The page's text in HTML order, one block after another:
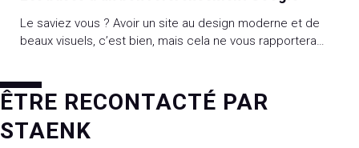
Le saviez vous ? Avoir un site au design moderne et de
beaux visuels, c’est bien, mais cela ne vous rapportera
référencement Google, vous pourrez positionner votre
site sur les mots-clés forts de votre business, ramener du
trafic qualifié sur votre site et a fortiori, convertir.
ÊTRE RECONTACTÉ PAR
STAENK